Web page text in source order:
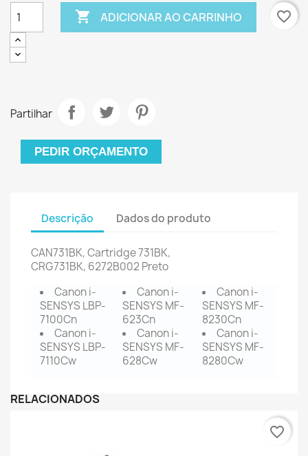
 ADICIONAR AO CARRINHO favorite_border
Partilhar
PEDIR ORÇAMENTO
Descrição Dados do produto
CAN731BK, Cartridge 731BK,
CRG731BK, 6272B002 Preto
Canon i-
SENSYS LBP-
7100Cn
Canon i-
SENSYS LBP-
7110Cw
Canon i-
SENSYS MF-
623Cn
Canon i-
SENSYS MF-
628Cw
Canon i-
SENSYS MF-
8230Cn
Canon i-
SENSYS MF-
8280Cw
RELACIONADOS
favorite_border